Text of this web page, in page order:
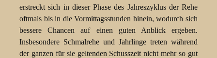
erstreckt sich in dieser Phase des Jahreszyklus der Rehe
oftmals bis in die Vormittagsstunden hinein, wodurch sich
bessere Chancen auf einen guten Anblick ergeben.
Insbesondere Schmalrehe und Jahrlinge treten während
der ganzen für sie geltenden Schusszeit nicht mehr so gut